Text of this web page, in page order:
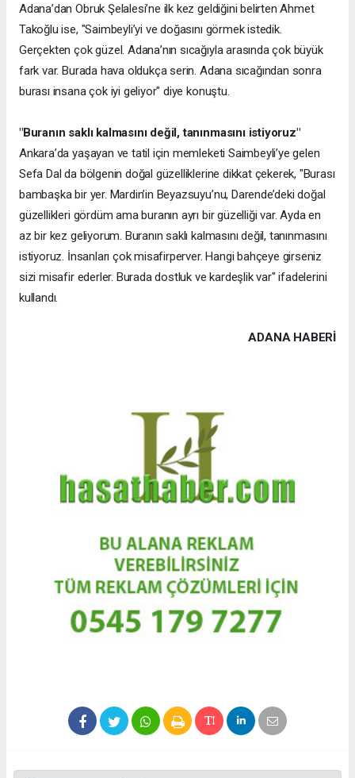
Adana’dan Obruk Şelalesi’ne ilk kez geldiğini belirten Ahmet
Takoğlu ise, "Saimbeyli’yi ve doğasını görmek istedik.
Gerçekten çok güzel. Adana’nın sıcağıyla arasında çok büyük
fark var. Burada hava oldukça serin. Adana sıcağından sonra
burası insana çok iyi geliyor" diye konuştu.
"Buranın saklı kalmasını değil, tanınmasını istiyoruz"
Ankara’da yaşayan ve tatil için memleketi Saimbeyli’ye gelen
Sefa Dal da bölgenin doğal güzelliklerine dikkat çekerek, "Burası
bambaşka bir yer. Mardin’in Beyazsuyu’nu, Darende’deki doğal
güzellikleri gördüm ama buranın ayrı bir güzelliği var. Ayda en
az bir kez geliyorum. Buranın saklı kalmasını değil, tanınmasını
istiyoruz. İnsanları çok misafirperver. Hangi bahçeye girseniz
sizi misafir ederler. Burada dostluk ve kardeşlik var" ifadelerini
kullandı.
ADANA HABERİ